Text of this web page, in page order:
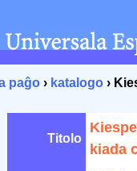
paĝo › katalogo ›
Titolo
kiada